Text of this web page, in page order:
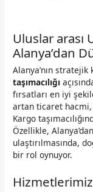
Uluslar arası
Alanya’dan
Alanya’nın stratejik
taşımacılığı
fırsatları en iyi
artan ticaret
Kargo
Özellikle,
ulaştırılmasında,
bir rol oynuyor.
Hizmetlerimiz